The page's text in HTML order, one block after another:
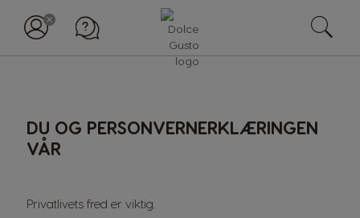
DU OG PERSONVERNERKLÆRINGEN
VÅR
Privatlivets fred er viktig.